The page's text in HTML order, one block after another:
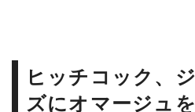
ヒッチコック、
ズにオマージュ